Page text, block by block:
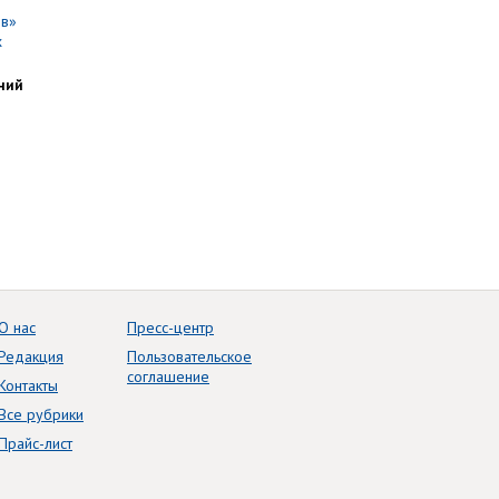
нас
рубрики
лист
Пресс-центр
Пользовательское
соглашение